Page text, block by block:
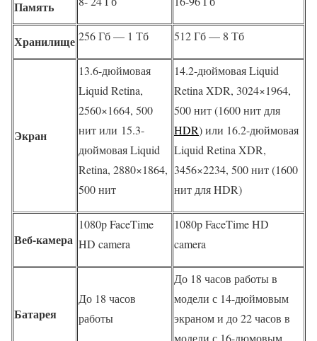
Память
Хранилище 256 Гб — 1 Тб 512 Гб — 8 Тб
Экран
13.6-дюймовая
Liquid Retina,
2560×1664, 500
нит или 15.3-
дюймовая Liquid
Retina, 2880×1864,
500 нит
14.2-дюймовая Liquid
Retina XDR, 3024×1964,
500 нит (1600 нит для
HDR) или 16.2-дюймовая
Liquid Retina XDR,
3456×2234, 500 нит (1600
нит для HDR)
Веб-камера
1080p FaceTime
HD camera
1080p FaceTime HD
camera
Батарея
До 18 часов
работы
До 18 часов работы в
модели с 14-дюймовым
экраном и до 22 часов в
модели с 16-дюмовым